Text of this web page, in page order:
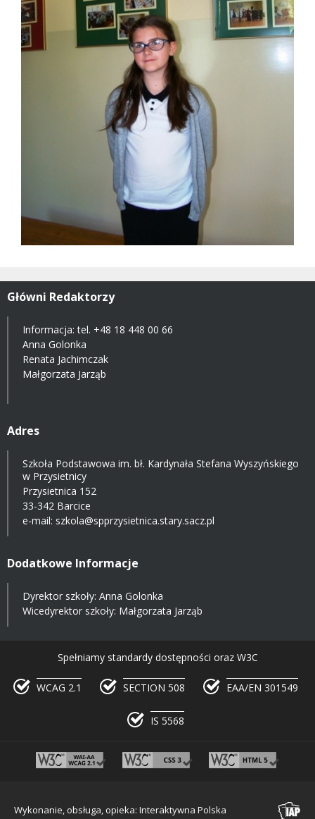
Główni Redaktorzy
Informacja: tel. +48 18 448 00 66
Anna Golonka
Renata Jachimczak
Małgorzata Jarząb
Adres
Szkoła Podstawowa im. bł. Kardynała Stefana Wyszyńskiego
w Przysietnicy
Przysietnica 152
33-342 Barcice
e-mail: szkola@spprzysietnica.stary.sacz.pl
Dodatkowe Informacje
Dyrektor szkoły: Anna Golonka
Wicedyrektor szkoły: Małgorzata Jarząb
Spełniamy standardy dostępności oraz W3C
WCAG 2.1 SECTION 508 EAA/EN 301549
IS 5568
Wykonanie, obsługa, opieka: Interaktywna Polska